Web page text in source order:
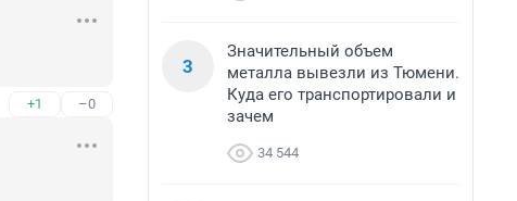
+1 –0
3
Значительный объем
металла вывезли из Тюмени.
Куда его транспортировали и
зачем
34 544